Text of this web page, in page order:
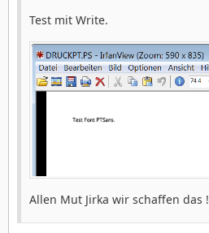
Test mit Write.
Allen Mut Jirka wir schaffen das !